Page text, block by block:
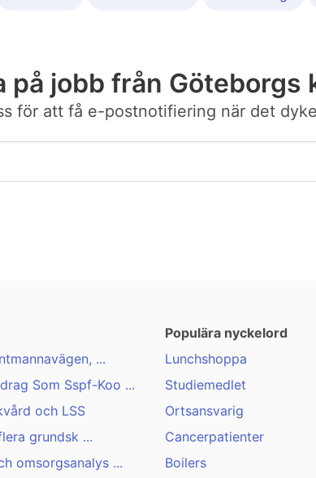
på jobb från Göteborgs
för att få e-postnotifiering när det
...
Som Sspf-Koo ...
och LSS
grundsk ...
omsorgsanalys ...
Populära nyckelord
Lunchshoppa
Studiemedlet
Ortsansvarig
Cancerpatienter
Boilers